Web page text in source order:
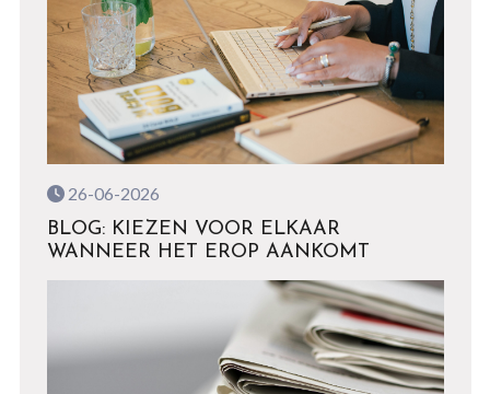
26-06-2026
BLOG: KIEZEN VOOR ELKAAR
WANNEER HET EROP AANKOMT